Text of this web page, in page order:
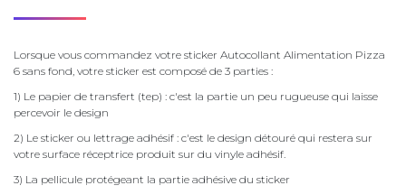
Lorsque vous commandez votre sticker Autocollant Alimentation Pizza
6 sans fond, votre sticker est composé de 3 parties :
1) Le papier de transfert (tep) : c'est la partie un peu rugueuse qui laisse
percevoir le design
2) Le sticker ou lettrage adhésif : c'est le design détouré qui restera sur
votre surface réceptrice produit sur du vinyle adhésif.
3) La pellicule protégeant la partie adhésive du sticker